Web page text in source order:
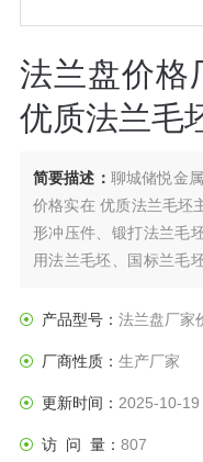
法兰盘价格
优质法兰毛
简要描述： 聊城储悦金
价格实在 优质法兰毛坯
形冲压件、锻打法兰毛
用法兰毛坯、国标兰毛
产品型号： 法兰盘厂家
厂商性质： 生产厂家
更新时间： 2025-10-19
访 问 量： 807